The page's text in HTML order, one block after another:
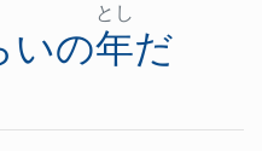
いの
とし
年だ